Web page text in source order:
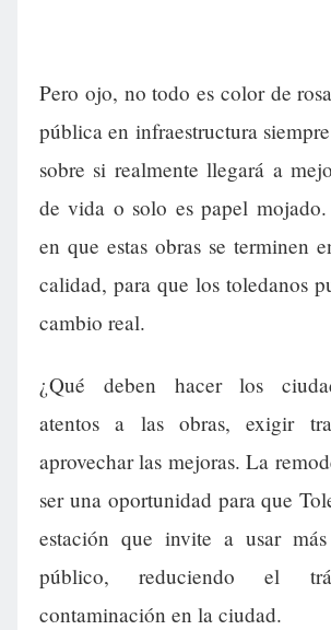
Pero ojo, no todo es color de
pública en infraestructura
sobre si realmente llegará a
de vida o solo es papel
en que estas obras se terminen
calidad, para que los toledanos
cambio real.
¿Qué deben hacer los
atentos a las obras, exigir
aprovechar las mejoras. La
ser una oportunidad para que
estación que invite a usar
público, reduciendo el
contaminación en la ciudad.